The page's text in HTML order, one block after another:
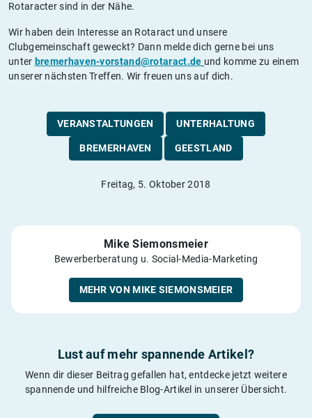
Rotaracter sind in der Nähe.
Wir haben dein Interesse an Rotaract und unsere
Clubgemeinschaft geweckt? Dann melde dich gerne bei uns
unter bremerhaven-vorstand@rotaract.de und komme zu einem
unserer nächsten Treffen. Wir freuen uns auf dich.
VERANSTALTUNGEN UNTERHALTUNG
BREMERHAVEN GEESTLAND
Freitag, 5. Oktober 2018
Mike Siemonsmeier
Bewerberberatung u. Social-Media-Marketing
MEHR VON MIKE SIEMONSMEIER
Lust auf mehr spannende Artikel?
Wenn dir dieser Beitrag gefallen hat, entdecke jetzt weitere
spannende und hilfreiche Blog-Artikel in unserer Übersicht.